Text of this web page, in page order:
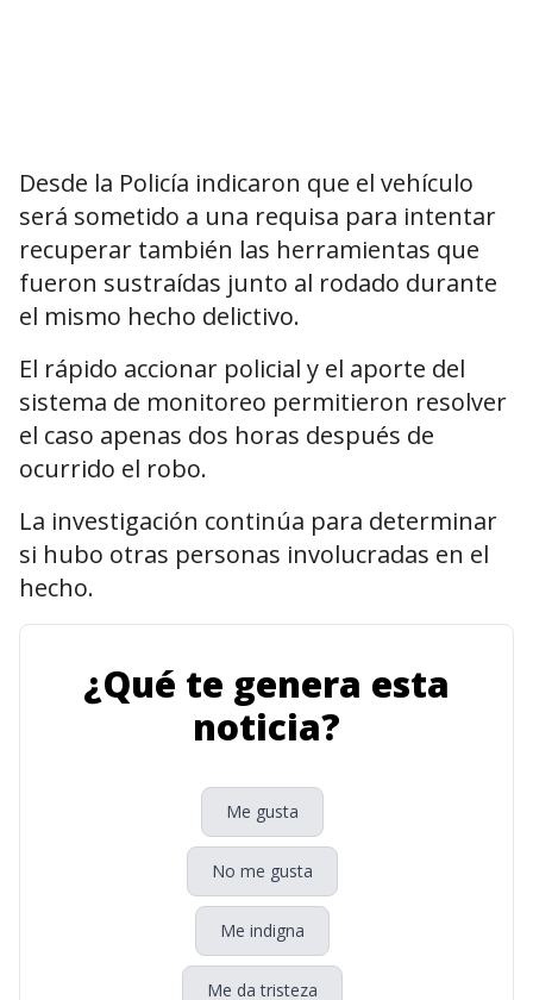
Desde la Policía indicaron que el vehículo
será sometido a una requisa para intentar
recuperar también las herramientas que
fueron sustraídas junto al rodado durante
el mismo hecho delictivo.
El rápido accionar policial y el aporte del
sistema de monitoreo permitieron resolver
el caso apenas dos horas después de
ocurrido el robo.
La investigación continúa para determinar
si hubo otras personas involucradas en el
hecho.
¿Qué te genera esta
noticia?
Me gusta
No me gusta
Me indigna
Me da tristeza